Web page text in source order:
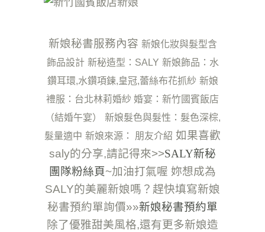
新娘秘書服務內容 新娘化妝與髮型含
飾品設計 新秘造型：SALY 新娘飾品：水
鑽耳環,水鑽項鍊,皇冠,蕾絲布花抓紗 新娘
禮服：台北林莉婚紗 婚宴：新竹國賓飯店
（結婚午宴）
新娘髮色與髮性：髮色深棕,
髮量適中 新娘來源： 朋友介紹 如果喜歡
saly的分享,請記得來>>SALY新秘
團隊粉絲頁~加油打氣喔 妳想成為
SALY的美麗新娘嗎？趕快填寫新娘
秘書預約單詢價»»新娘秘書預約單
除了優雅甜美風格,還有更多新娘造